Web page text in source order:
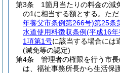
第3条
1箇月当たりの料金の減
の1に相当する額とする。 ただ
年養父市条例第266号)第25条
水道使用料徴収条例(平成16
1項第1号に該当する場合には
(減免等の認定)
第4条
管理者の権限を行う市長
は、福祉事務所長から生活保